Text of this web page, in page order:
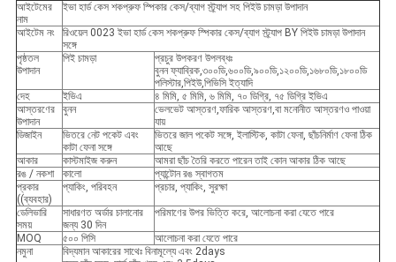
আইটেমের
নাম
ইভা হার্ড কেস শকপ্রুফ স্পিকার কেস/ব্যাগ স্ট্র্যাপ সহ পিইউ চামড়া উপাদান
আইটেম নং
রিওয়েল 0023 ইভা হার্ড কেস শকপ্রুফ স্পিকার কেস/ব্যাগ স্ট্র্যাপ BY পিইউ চামড়া উপাদান
সঙ্গে
পৃষ্ঠতল
উপাদান
পিই চামড়া
প্রচুর উপকরণ উপলব্ধঃ
বুনন ফ্যাব্রিক,৩০০ডি,৬০০ডি,৯০০ডি,১২০০ডি,১৬৮০ডি,১৮০০ডি
পলিস্টার,পিইউ,পিভিসি ইত্যাদি
দেহ
ইভিএ
৪ মিমি, ৫ মিমি, ৬ মিমি, ৭০ ডিগ্রি, ৭৫ ডিগ্রি ইভিএ
আস্তরণের
উপাদান
বুনন
ভেলভেট আস্তরণ,ফারিক আস্তরণ,বা মনোনীত আস্তরণও পাওয়া
যায়
ডিজাইন
ভিতরে নেট পকেট এবং
কাটা ফেনা সঙ্গে
ভিতরে জাল পকেট সঙ্গে, ইলাস্টিক, কাটা ফেনা, ছাঁচনির্মাণ ফেনা ঠিক
আছে
আকার
কাস্টমাইজ করুন
আমরা ছাঁচ তৈরি করতে পারেন তাই কোন আকার ঠিক আছে
রঙ / নকশা
কালো
প্যান্টোন রঙ স্বাগতম
প্রকার
((ব্যবহার)
প্যাকিং, পরিবহন প্রচার, প্যাকিং, সুরক্ষা
ডেলিভারি
সময়
সাধারণত অর্ডার চালানোর
জন্য 30 দিন
পরিমাণের উপর ভিত্তি করে, আলোচনা করা যেতে পারে
MOQ ৫০০ পিসি
আলোচনা করা যেতে পারে
নমুনা
বিদ্যমান আকারের সাথেঃ বিনামূল্যে এবং 2days